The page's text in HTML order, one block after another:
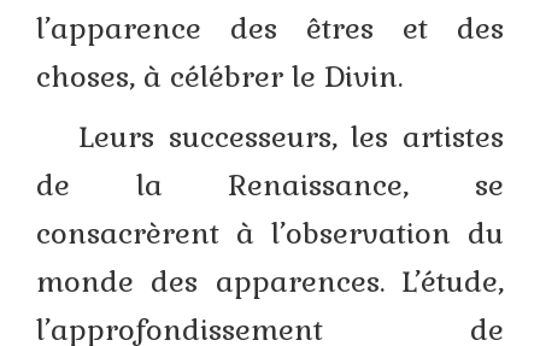
l’apparence des êtres et des
choses, à célébrer le Divin.
Leurs successeurs, les artistes
de la Renaissance, se
consacrèrent à l’observation du
monde des apparences. L’étude,
l’approfondissement de